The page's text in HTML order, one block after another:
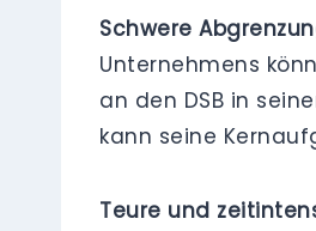
Schwere
Unternehmens
an den DSB in
kann seine
Teure und